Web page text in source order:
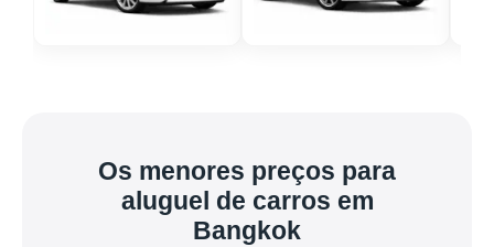
Os menores preços para
aluguel de carros em
Bangkok